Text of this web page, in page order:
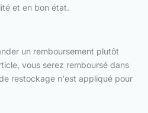
et en bon état.
un remboursement plutôt
vous serez remboursé dans
restockage n'est appliqué pour